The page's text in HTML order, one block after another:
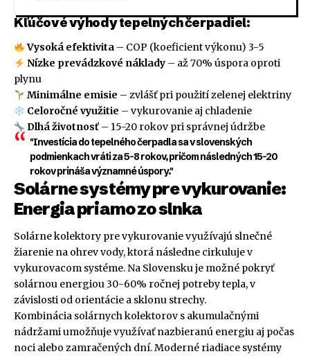
Kľúčové výhody tepelných čerpadiel:
Vysoká efektivita– COP (koeficient výkonu) 3-5
Nízke prevádzkové náklady– až 70% úspora oproti
plynu
Minimálne emisie – zvlášť pri použití zelenej elektriny
Celoročné využitie – vykurovanie aj chladenie
Dlhá životnosť– 15-20 rokov pri správnej údržbe
"Investícia do tepelného čerpadla sa v slovenských
podmienkach vráti za 5-8 rokov, pričom následných 15-20
rokov prináša významné úspory."
Solárne systémy pre vykurovanie:
Energia priamo zo slnka
Solárne kolektory pre vykurovanie využívajú slnečné
žiarenie na ohrev vody, ktorá následne cirkuluje v
vykurovacom systéme. Na Slovensku je možné pokryť
solárnou energiou 30-60% ročnej potreby tepla, v
závislosti od orientácie a sklonu strechy.
Kombinácia solárnych kolektorov s akumulačnými
nádržami umožňuje využívať nazbieranú energiu aj počas
noci alebo zamračených dní. Moderné riadiace systémy